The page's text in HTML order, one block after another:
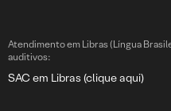
Atendimento em Libras (Língua
auditivos:
SAC em Libras (clique aqui)